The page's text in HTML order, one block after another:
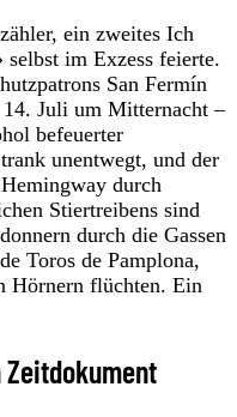
ein zweites Ich
im Exzess feierte.
San Fermín
Juli um Mitternacht –
befeuerter
unentwegt, und der
durch
Stiertreibens sind
durch die Gassen
Toros de Pamplona,
Hörnern flüchten. Ein
Zeitdokument